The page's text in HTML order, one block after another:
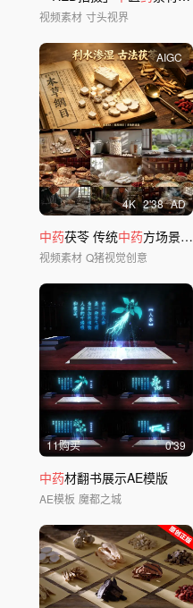
视频素材 寸头视界
AIGC
4K 2'38 AD
中药茯苓 传统中药方场景 中
视频素材 Q猪视觉创意
11购买 0'39
中药材翻书展示AE模版
AE模板 魔都之城